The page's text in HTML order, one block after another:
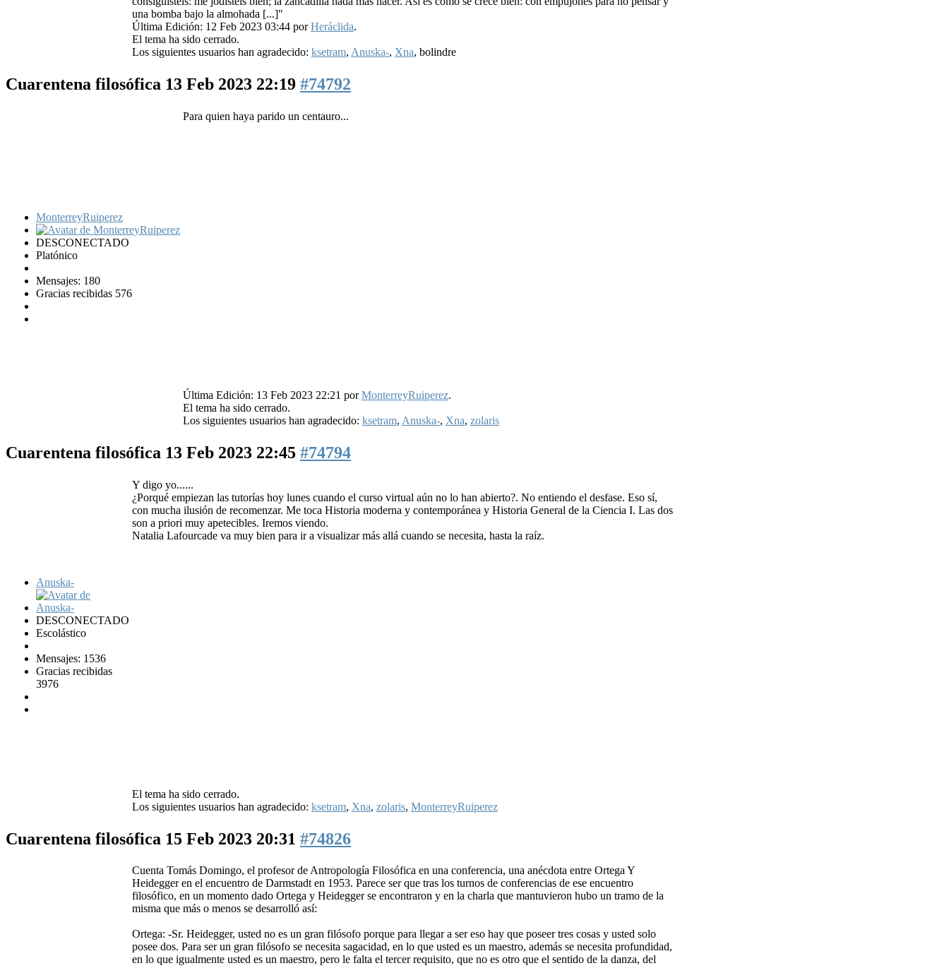
una bomba bajo la almohada [...]"
Última Edición: 12 Feb 2023 03:44 porHeráclida.
El tema ha sido cerrado.
Los siguientes usuarios han agradecido: ksetram, Anuska-, Xna, bolindre
Cuarentena filosófica 13 Feb 2023 22:19 #74792
MonterreyRuiperez
DESCONECTADO
Platónico
Mensajes: 180
Gracias recibidas 576
Para quien haya parido un centauro...
Última Edición: 13 Feb 2023 22:21 porMonterreyRuiperez.
El tema ha sido cerrado.
Los siguientes usuarios han agradecido: ksetram, Anuska-, Xna, zolaris
Cuarentena filosófica 13 Feb 2023 22:45 #74794
Anuska-
DESCONECTADO
Escolástico
Mensajes: 1536
Gracias recibidas
3976
Y digo yo......
¿Porqué empiezan las tutorías hoy lunes cuando el curso virtual aún no lo han abierto?. No entiendo el desfase. Eso sí,
con mucha ilusión de recomenzar. Me toca Historia moderna y contemporánea y Historia General de la Ciencia I. Las dos
son a priori muy apetecibles. Iremos viendo.
Natalia Lafourcade va muy bien para ir a visualizar más allá cuando se necesita, hasta la raíz.
El tema ha sido cerrado.
Los siguientes usuarios han agradecido: ksetram, Xna, zolaris, MonterreyRuiperez
Cuarentena filosófica 15 Feb 2023 20:31 #74826
Cuenta Tomás Domingo, el profesor de Antropología Filosófica en una conferencia, una anécdota entre Ortega Y
Heidegger en el encuentro de Darmstadt en 1953. Parece ser que tras los turnos de conferencias de ese encuentro
filosófico, en un momento dado Ortega y Heidegger se encontraron y en la charla que mantuvieron hubo un tramo de la
misma que más o menos se desarrolló así:
Ortega: -Sr. Heidegger, usted no es un gran filósofo porque para llegar a ser eso hay que poseer tres cosas y usted solo
posee dos. Para ser un gran filósofo se necesita sagacidad, en lo que usted es un maestro, además se necesita profundidad,
en lo que igualmente usted es un maestro, pero le falta el tercer requisito, que no es otro que el sentido de la danza, del